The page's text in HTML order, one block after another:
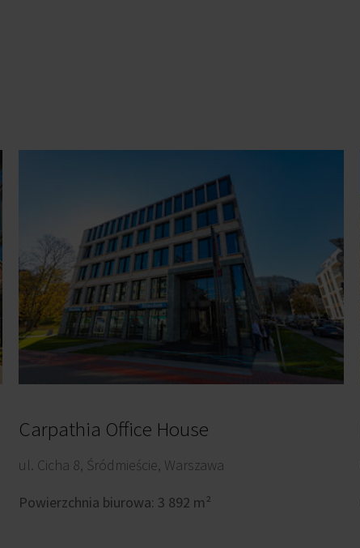
Carpathia Office House
ul. Cicha 8, Śródmieście, Warszawa
Powierzchnia biurowa: 3 892 m²